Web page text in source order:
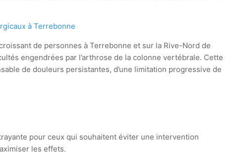
à Terrebonne
de personnes à Terrebonne et sur la Rive-Nord de
engendrées par l’arthrose de la colonne vertébrale. Cette
de douleurs persistantes, d’une limitation progressive de
pour ceux qui souhaitent éviter une intervention
les effets.